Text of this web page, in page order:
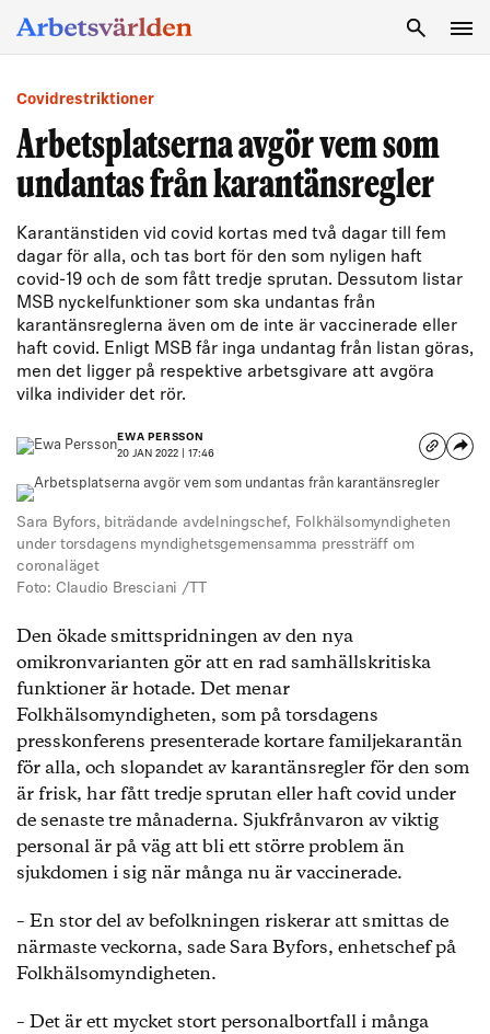
Covidrestriktioner
Arbetsplatserna avgör vem som
undantas från karantänsregler
Karantänstiden vid covid kortas med två dagar till fem
dagar för alla, och tas bort för den som nyligen haft
covid-19 och de som fått tredje sprutan. Dessutom listar
MSB nyckelfunktioner som ska undantas från
karantänsreglerna även om de inte är vaccinerade eller
haft covid. Enligt MSB får inga undantag från listan göras,
men det ligger på respektive arbetsgivare att avgöra
vilka individer det rör.
EWA PERSSON
20 JAN 2022 | 17:46
Sara Byfors, biträdande avdelningschef, Folkhälsomyndigheten
under torsdagens myndighetsgemensamma pressträff om
coronaläget
Foto: Claudio Bresciani /TT
Den ökade smittspridningen av den nya
omikronvarianten gör att en rad samhällskritiska
funktioner är hotade. Det menar
Folkhälsomyndigheten, som på torsdagens
presskonferens presenterade kortare familjekarantän
för alla, och slopandet av karantänsregler för den som
är frisk, har fått tredje sprutan eller haft covid under
de senaste tre månaderna. Sjukfrånvaron av viktig
personal är på väg att bli ett större problem än
sjukdomen i sig när många nu är vaccinerade.
– En stor del av befolkningen riskerar att smittas de
närmaste veckorna, sade Sara Byfors, enhetschef på
Folkhälsomyndigheten.
– Det är ett mycket stort personalbortfall i många